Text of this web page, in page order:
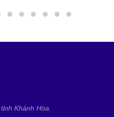
Khánh Hòa.